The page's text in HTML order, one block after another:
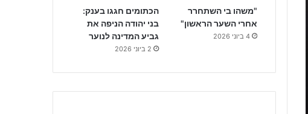
"משהו בי השתחרר
אחרי השער הראשון"
4 ביוני 2026
הכתומים חגגו בענק:
בני יהודה הניפה את
גביע המדינה לנוער
2 ביוני 2026